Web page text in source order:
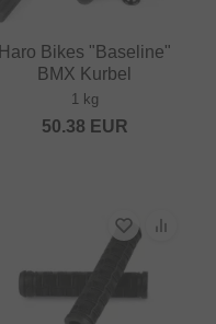
Haro Bikes "Baseline"
BMX Kurbel
1 kg
50.38 EUR